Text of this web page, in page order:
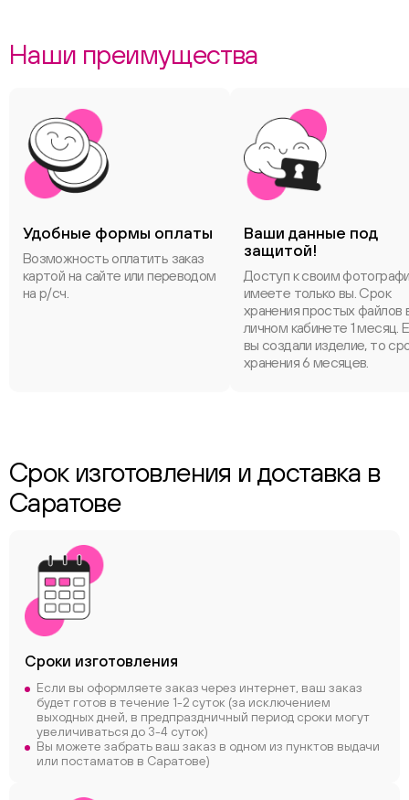
Наши преимущества
Удобные формы оплаты
Возможность оплатить заказ
картой на сайте или переводом
на р/сч.
Ваши данные под
защитой!
Доступ к своим
имеете только вы. Срок
хранения простых файлов
личном кабинете 1 месяц.
вы создали изделие, то
хранения 6 месяцев.
Срок изготовления и доставка в
Саратове
Сроки изготовления
Если вы оформляете заказ через интернет, ваш заказ
будет готов в течение 1-2 суток (за исключением
выходных дней, в предпраздничный период сроки могут
увеличиваться до 3-4 суток)
Вы можете забрать ваш заказ в одном из пунктов выдачи
или постаматов в Саратове)